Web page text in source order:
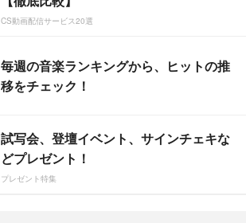
CS動画配信サービス20選
毎週の音楽ランキングから、ヒットの推
移をチェック！
試写会、登壇イベント、サインチェキな
どプレゼント！
プレゼント特集